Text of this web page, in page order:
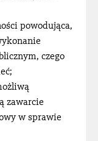
powodująca,
czego
zawarcie
w sprawie